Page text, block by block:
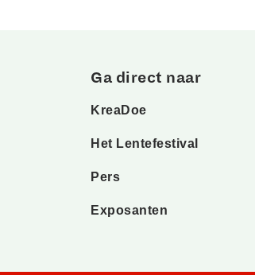
Ga direct naar
KreaDoe
Het Lentefestival
Pers
Exposanten